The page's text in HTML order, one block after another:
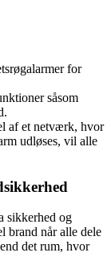
for
såsom
af et netværk, hvor
udløses, vil alle
sikkerhed og
brand når alle dele
det rum, hvor